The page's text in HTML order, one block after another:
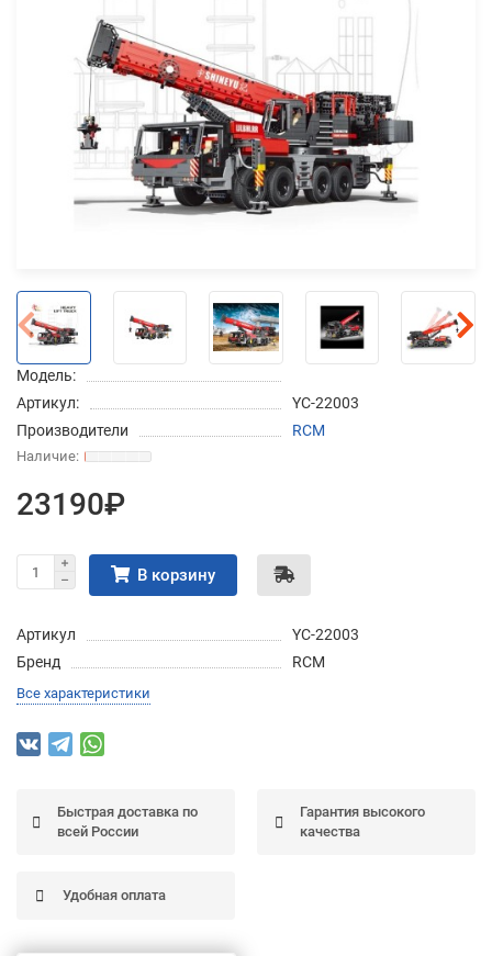
Модель:
Артикул:
YC-22003
Производители
RCM
23190₽
В корзину
Артикул
YC-22003
Бренд
RCM
Все характеристики
Быстрая доставка по
всей России
Гарантия высокого
качества
Удобная оплата
Добавляйте товары
в корзину
Оплачивайте сегодня только
% картой любого банка
Получайте товар
выбранный способом
списыватьсяс вашей карты
по 25%каждые 2 недели
об оплате Частями
недель